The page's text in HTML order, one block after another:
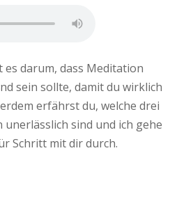
es darum, dass Meditation
sein sollte, damit du wirklich
erfährst du, welche drei
sind und ich gehe
Schritt mit dir durch.